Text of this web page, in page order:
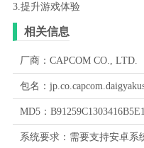
3.提升游戏体验
相关信息
厂商：CAPCOM CO., LTD.
包名：
MD5：
系统要求：需要支持安卓系